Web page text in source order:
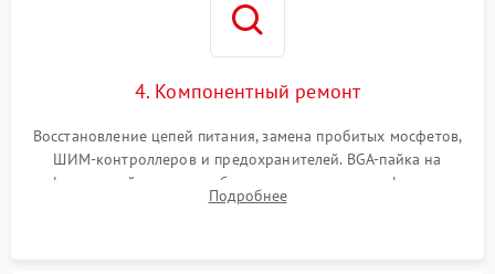
4. Компонентный ремонт
Восстановление цепей питания, замена пробитых мосфетов,
ШИМ-контроллеров и предохранителей. BGA-пайка на
инфракрасной станции реболлинг или замена графического
чипа и дефектной памяти GDDR. Прошивка BIOS
Подробнее